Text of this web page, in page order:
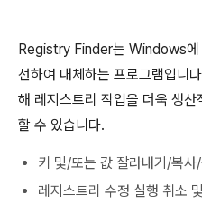
Registry Finder는 Windows에
선하여 대체하는 프로그램입니
해 레지스트리 작업을 더욱 생
할 수 있습니다.
키 및/또는 값 잘라내기/복사/
레지스트리 수정 실행 취소